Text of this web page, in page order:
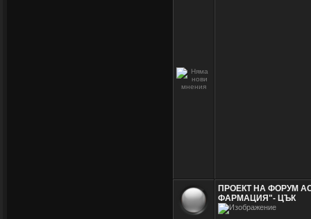
ПРОЕКТ НА ФОРУМ
ФАРМАЦИЯ"- ЦЪК